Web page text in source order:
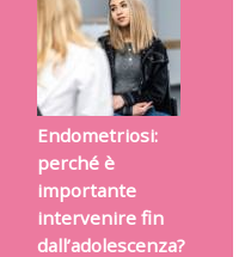
Endometriosi:
perché è
importante
intervenire fin
dall’adolescenza?